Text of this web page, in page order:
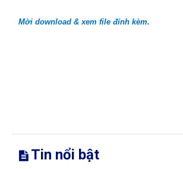
Mời download & xem file đính kèm.
Tin nổi bật